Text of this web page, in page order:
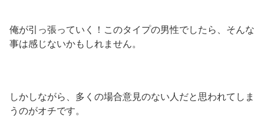
俺が引っ張っていく！このタイプの男性でしたら、そんな
事は感じないかもしれません。
しかしながら、多くの場合意見のない人だと思われてしま
うのがオチです。